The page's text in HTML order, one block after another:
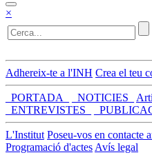
×
Adhereix-te a l'INH Crea el teu
_PORTADA_ _NOTICIES_
_ENTREVISTES_
L'Institut Poseu-vos en contacte
Programació d'actes Avís legal